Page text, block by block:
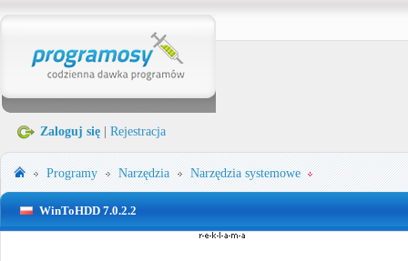
Zaloguj się Rejestracja
Programy Narzędzia Narzędzia systemowe
WinToHDD 7.0.2.2